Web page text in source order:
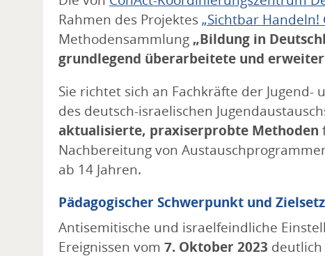
Rahmen des Projektes„Sichtbar Handeln!
Methodensammlung „Bildung in
grundlegend überarbeitete und
Sie richtet sich an Fachkräfte der
des deutsch-israelischen
aktualisierte, praxiserprobte Methoden
Nachbereitung von
ab 14 Jahren.
Pädagogischer Schwerpunkt und
Antisemitische und israelfeindliche
Ereignissen vom 7. Oktober 2023